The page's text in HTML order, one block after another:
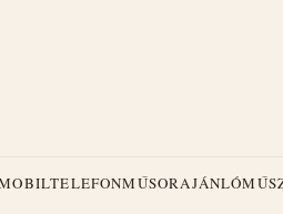
MŰSORAJÁNLÓ